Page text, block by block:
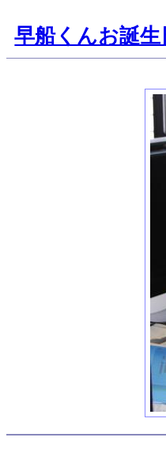
早船くんお誕生